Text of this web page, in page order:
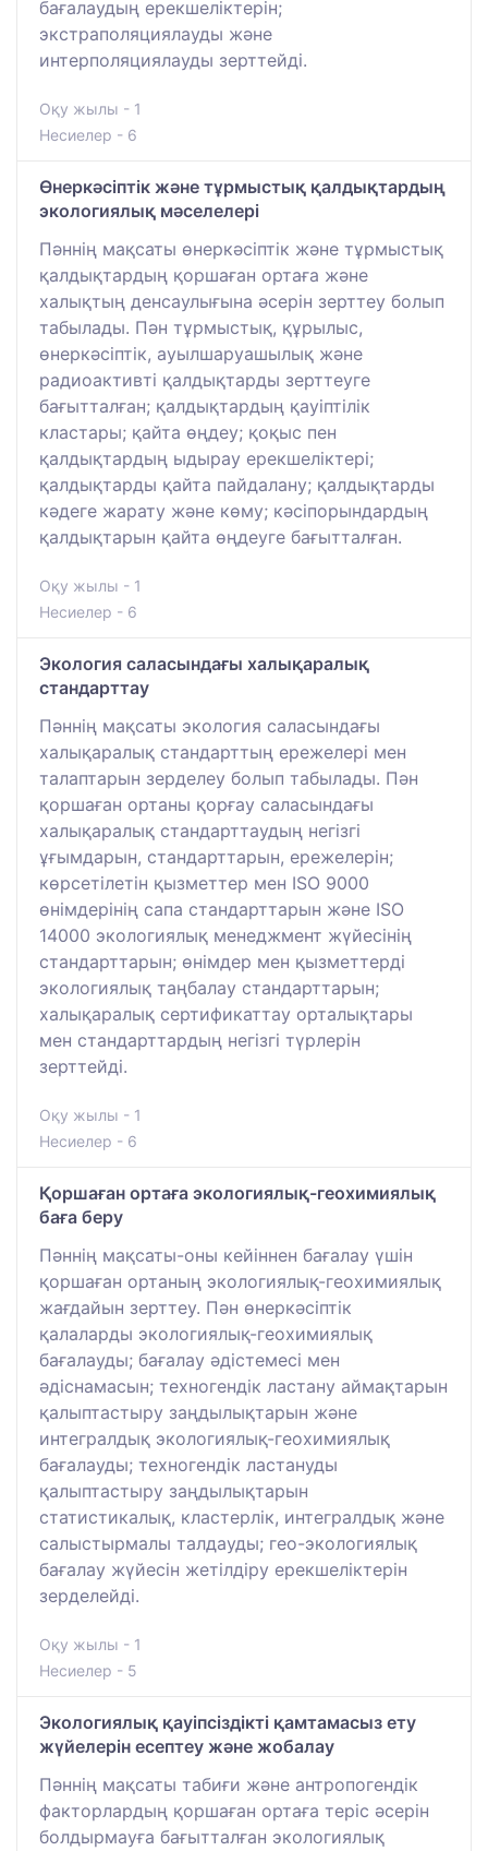
бағалаудың ерекшеліктерін;
экстраполяциялауды және
интерполяциялауды зерттейді.
Оқу жылы - 1
Несиелер - 6
Өнеркәсіптік және тұрмыстық қалдықтардың
экологиялық мәселелері
Пәннің мақсаты өнеркәсіптік және тұрмыстық
қалдықтардың қоршаған ортаға және
халықтың денсаулығына әсерін зерттеу болып
табылады. Пән тұрмыстық, құрылыс,
өнеркәсіптік, ауылшаруашылық және
радиоактивті қалдықтарды зерттеуге
бағытталған; қалдықтардың қауіптілік
кластары; қайта өңдеу; қоқыс пен
қалдықтардың ыдырау ерекшеліктері;
қалдықтарды қайта пайдалану; қалдықтарды
кәдеге жарату және көму; кәсіпорындардың
қалдықтарын қайта өңдеуге бағытталған.
Оқу жылы - 1
Несиелер - 6
Экология саласындағы халықаралық
стандарттау
Пәннің мақсаты экология саласындағы
халықаралық стандарттың ережелері мен
талаптарын зерделеу болып табылады. Пән
қоршаған ортаны қорғау саласындағы
халықаралық стандарттаудың негізгі
ұғымдарын, стандарттарын, ережелерін;
көрсетілетін қызметтер мен ISO 9000
өнімдерінің сапа стандарттарын және ISO
14000 экологиялық менеджмент жүйесінің
стандарттарын; өнімдер мен қызметтерді
экологиялық таңбалау стандарттарын;
халықаралық сертификаттау орталықтары
мен стандарттардың негізгі түрлерін
зерттейді.
Оқу жылы - 1
Несиелер - 6
Қоршаған ортаға экологиялық-геохимиялық
баға беру
Пәннің мақсаты-оны кейіннен бағалау үшін
қоршаған ортаның экологиялық-геохимиялық
жағдайын зерттеу. Пән өнеркәсіптік
қалаларды экологиялық-геохимиялық
бағалауды; бағалау әдістемесі мен
әдіснамасын; техногендік ластану аймақтарын
қалыптастыру заңдылықтарын және
интегралдық экологиялық-геохимиялық
бағалауды; техногендік ластануды
қалыптастыру заңдылықтарын
статистикалық, кластерлік, интегралдық және
салыстырмалы талдауды; гео-экологиялық
бағалау жүйесін жетілдіру ерекшеліктерін
зерделейді.
Оқу жылы - 1
Несиелер - 5
Экологиялық қауіпсіздікті қамтамасыз ету
жүйелерін есептеу және жобалау
Пәннің мақсаты табиғи және антропогендік
факторлардың қоршаған ортаға теріс әсерін
болдырмауға бағытталған экологиялық